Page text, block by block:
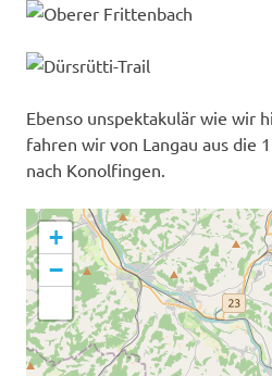
Ebenso unspektakulär wie wir
fahren wir von Langau aus die
nach Konolfingen.
+
−